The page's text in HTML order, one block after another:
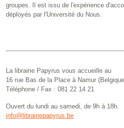
groupes. Il est issu de l'expérience
déployés par l'Université du Nous.
La librairie Papyrus vous accueille au
16 rue Bas de la Place à Namur
Téléphone / Fax : 081 22 14 21
Ouvert du lundi au samedi, de 9h à 18h.
info@librairiepapyrus.be